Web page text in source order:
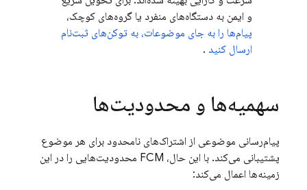
و ایمن به دستگاه‌های منفرد یا گروه‌های کوچک،
پیام‌ها را به جای موضوعات، به توکن‌های ثبت‌نام
ارسال کنید .
سهمیه‌ها و محدودیت‌ها
پیام‌رسانی موضوعی از اشتراک‌های نامحدود برای هر موضوع
پشتیبانی می‌کند. با این حال، FCM محدودیت‌هایی را در این
زمینه‌ها اعمال می‌کند: